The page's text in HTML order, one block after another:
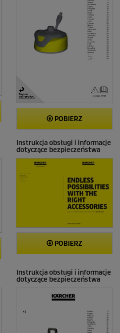
POBIERZ
Instrukcja obsługi i informacje
dotyczące bezpieczeństwa
POBIERZ
Instrukcja obsługi i informacje
dotyczące bezpieczeństwa